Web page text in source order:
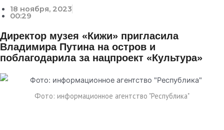
18 ноября, 2023
00:29
Директор музея «Кижи» пригласила
Владимира Путина на остров и
поблагодарила за нацпроект «Культура»
Фото: информационное агентство "Республика"